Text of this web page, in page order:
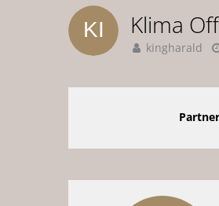
Klima Off
kingharald